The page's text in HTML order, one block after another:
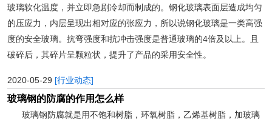
玻璃软化温度，并立即急剧冷却而制成的。钢化玻璃表面层造成均匀
的压应力，内层呈现出相对应的张应力，所以说钢化玻璃是一类高强
度的安全玻璃。抗弯强度和抗冲击强度是普通玻璃的4倍及以上。且
破碎后，其碎片呈颗粒状，提升了产品的采用安全性。
2020-05-29 [行业动态]
玻璃钢的防腐的作用怎么样
玻璃钢防腐就是用不饱和树脂，环氧树脂，乙烯基树脂，加玻璃